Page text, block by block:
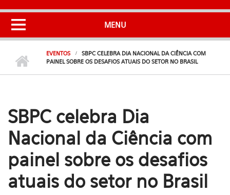
MENU
EVENTOS
SBPC CELEBRA DIA NACIONAL DA CIÊNCIA COM
PAINEL SOBRE OS DESAFIOS ATUAIS DO SETOR NO BRASIL
SBPC celebra Dia
Nacional da Ciência com
painel sobre os desafios
atuais do setor no Brasil